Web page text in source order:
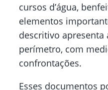
cursos d’água,
elementos
descritivo apresenta
perímetro, com
confrontações.
Esses documentos